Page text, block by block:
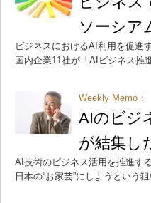
ソーシア
ビジネスにおけるAI利用を促進
国内企業11社が「AIビジネス推
Weekly Memo：
AIのビジ
が結集し
AI技術のビジネス活用を推進す
日本の“お家芸”にしようという